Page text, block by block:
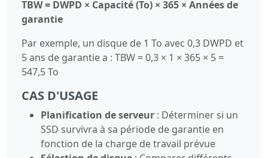
TBW = DWPD × Capacité (To) × 365 × Années de
garantie
Par exemple, un disque de 1 To avec 0,3 DWPD et
5 ans de garantie a : TBW = 0,3 × 1 × 365 × 5 =
547,5 To
CAS D'USAGE
Planification de serveur : Déterminer si un
SSD survivra à sa période de garantie en
fonction de la charge de travail prévue